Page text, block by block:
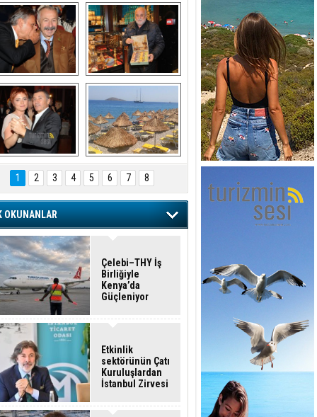
ULUSOY ve
BAĞLIKAYA
Avni Ongurlar ile
DEDEMAN
TATİL
1
2 3 4 5 6 7 8
OKUNANLAR
Çelebi–THY İş
Birliğiyle
Kenya’da
Güçleniyor
Etkinlik
sektörünün Çatı
Kuruluşlardan
İstanbul Zirvesi